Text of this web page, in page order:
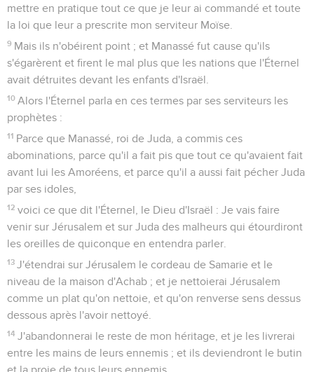
mettre en pratique tout ce que je leur ai commandé et toute
la loi que leur a prescrite mon serviteur Moïse.
9 Mais ils n'obéirent point ; et Manassé fut cause qu'ils
s'égarèrent et firent le mal plus que les nations que l'Éternel
avait détruites devant les enfants d'Israël.
10 Alors l'Éternel parla en ces termes par ses serviteurs les
prophètes :
11 Parce que Manassé, roi de Juda, a commis ces
abominations, parce qu'il a fait pis que tout ce qu'avaient fait
avant lui les Amoréens, et parce qu'il a aussi fait pécher Juda
par ses idoles,
12 voici ce que dit l'Éternel, le Dieu d'Israël : Je vais faire
venir sur Jérusalem et sur Juda des malheurs qui étourdiront
les oreilles de quiconque en entendra parler.
13 J'étendrai sur Jérusalem le cordeau de Samarie et le
niveau de la maison d'Achab ; et je nettoierai Jérusalem
comme un plat qu'on nettoie, et qu'on renverse sens dessus
dessous après l'avoir nettoyé.
14 J'abandonnerai le reste de mon héritage, et je les livrerai
entre les mains de leurs ennemis ; et ils deviendront le butin
et la proie de tous leurs ennemis,